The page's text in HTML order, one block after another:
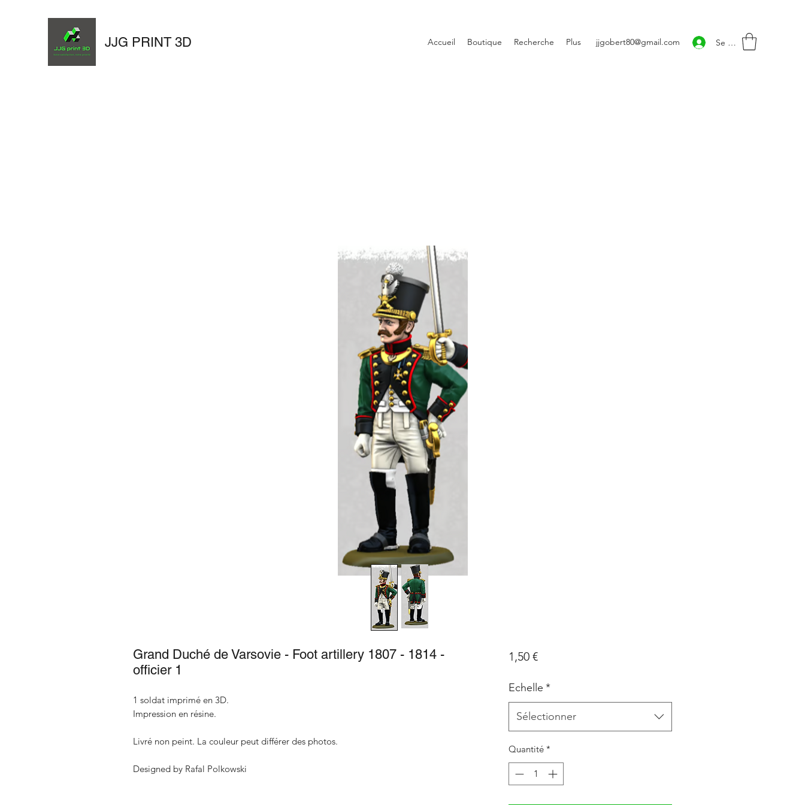
JJG PRINT 3D Accueil Boutique Recherche Plus jjgobert80@gmail.com Se connecter
Grand Duché de Varsovie - Foot artillery 1807 - 1814 -
officier 1
1 soldat imprimé en 3D.
Impression en résine.
Livré non peint. La couleur peut différer des photos.
Designed by Rafal Polkowski
1,50 €Prix
Echelle *
Sélectionner
Quantité *